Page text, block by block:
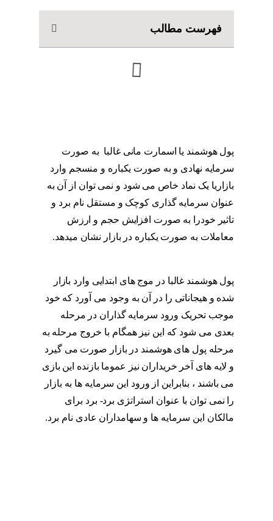
فهرست مطالب
پول هوشمند یا اسمارت مانی غالبا به صورت
سرمایه نهادی و به صورت یکباره و منسجم وارد
بازاریا یک نماد خاص می شود و نمی توان از آن به
عنوان سرمایه گذاری کوچک و مستقل نام برد و
تاثیر خودرا به صورت افزایش حجم و ارزش
معاملات به صورت یکباره در بازار نشان میدهد.
پول هوشمند غالبا در موج های ابتدایی وارد بازار
شده و هیجاناتی را در آن به وجود می آورد که خود
موجب تحریک ورود سرمایه گذاران در مرحله
بعدی می شود که این نیز همگام با خروج مرحله به
مرحله پول های هوشمند در بازار صورت می گیرد
و لایه های آخر خریداران نیز عموما بازنده این بازی
می باشند ، بنابراین از ورود این سرمایه ها به بازار
را نمی توان با عنوان استراتژی برد- برد برای
مالکان این سرمایه ها و سهامداران عادی نام برد.